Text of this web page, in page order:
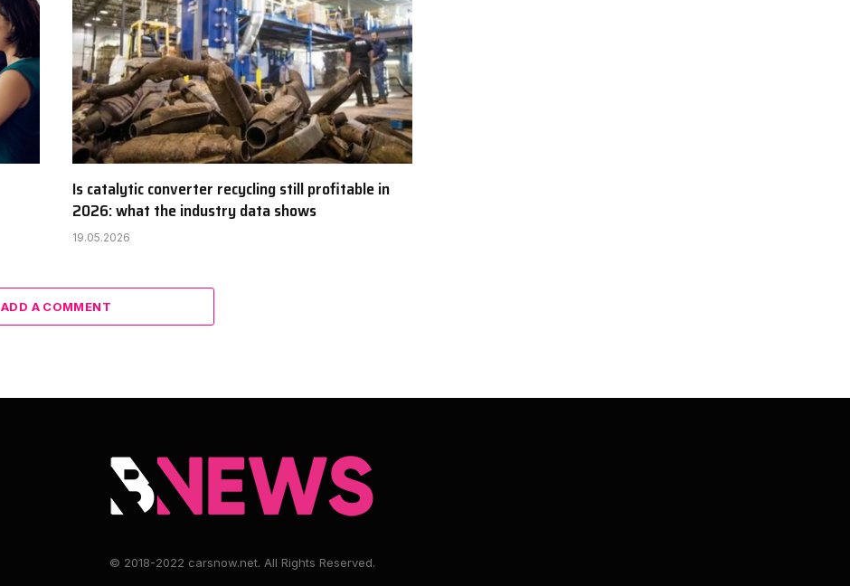
Is catalytic converter recycling still profitable in
2026: what the industry data shows
19.05.2026
ADD A COMMENT
© 2018-2022 carsnow.net. All Rights Reserved.